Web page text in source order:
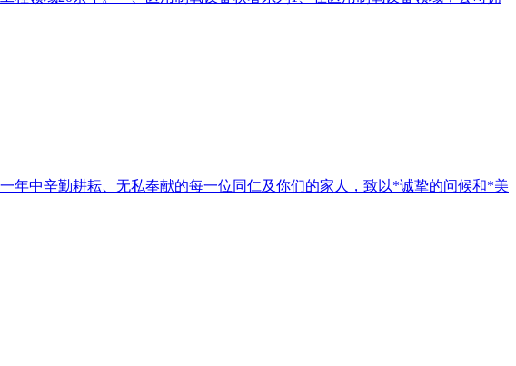
年中辛勤耕耘、无私奉献的每一位同仁及你们的家人，致以*诚挚的问候和*美